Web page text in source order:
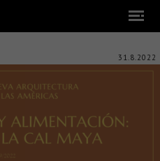
31.8.2022